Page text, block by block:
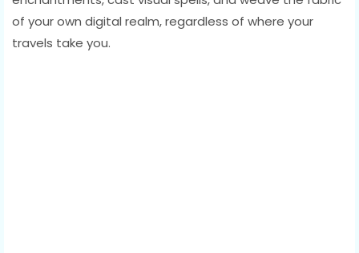
of your own digital realm, regardless of where your
travels take you.